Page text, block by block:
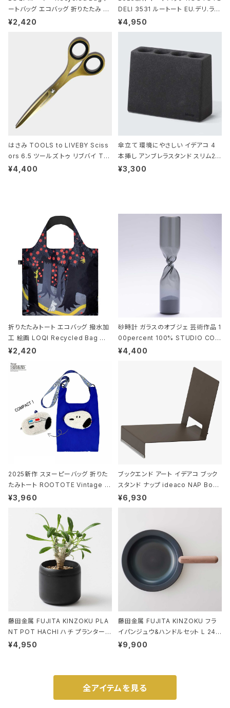
ートバッグ エコバッグ 折りたたみ 大
きめ 撥水加工 収納ポーチ CROCO
¥2,420
DELI 3531 ルートート EU.デリ.ラミ
ネート-W サックス・ホワイト
¥4,950
はさみ TOOLS to LIVEBY Sciss
ors 6.5 ツールズ トゥ リブバイ TL
010 シザーズ 6.5 ゴールド
¥4,400
傘立て 環境にやさしい イデアコ 4
本挿し アンブレラスタンド スリム2 i
deaco Umbrella Stand slim2 s
¥3,300
折りたたみトート エコバッグ 撥水加
工 絵画 LOQI Recycled Bag ロ
ーキー 大きめ トートバッグ MOOMI
¥2,420
砂時計 ガラスのオブジェ 芸術作品 1
00percent 100% STUDIO COH
AKU Timeless 100パーセント ス
¥4,400
2025新作 スヌーピーバッグ 折りた
たみトート ROOTOTE Vintage P
EANUTS ROO-shopper mid 84
ド.ピーナッツ-0P 3Dグラス
¥3,960
ブックエンド アート イデアコ ブック
スタンド ナップ ideaco NAP Book
stand ブラウン
¥6,930
藤田金属 FUJITA KINZOKU PLA
NT POT HACHI ハチ プランターポ
ット 3号 ブラック
¥4,950
藤田金属 FUJITA KINZOKU フラ
イパンジュウ&ハンドルセット L 24c
m ガス火・IH対応 鉄フライパン ウォ
¥9,900
全アイテムを見る